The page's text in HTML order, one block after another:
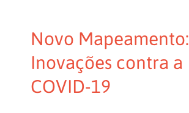
Novo Mapeamento:
Inovações contra a
COVID-19